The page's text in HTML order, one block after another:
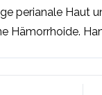
perianale Haut
Hämorrhoide.